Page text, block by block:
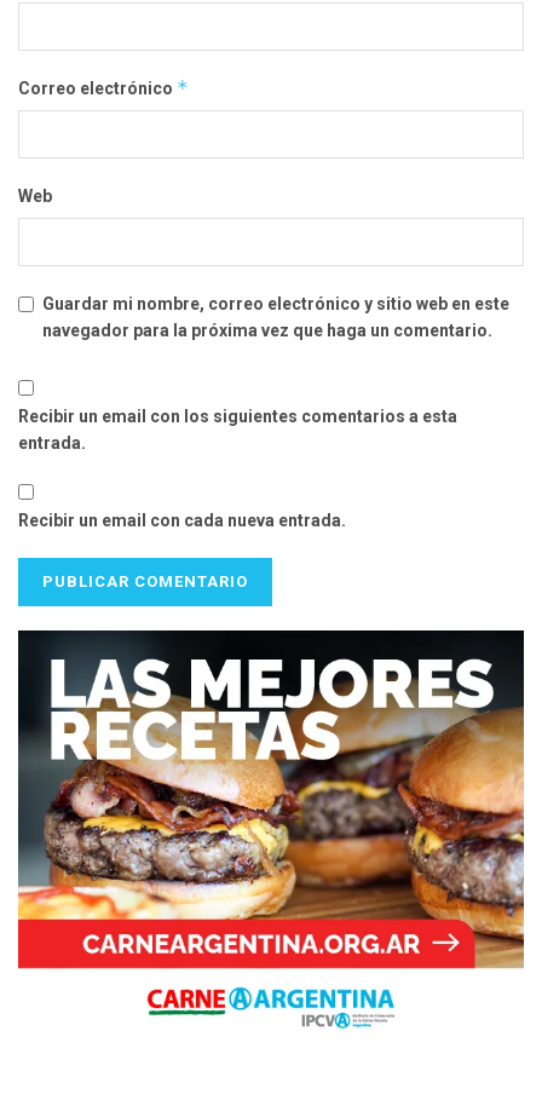
Correo electrónico *
Web
Guardar mi nombre, correo electrónico y sitio web en este
navegador para la próxima vez que haga un comentario.
Recibir un email con los siguientes comentarios a esta
entrada.
Recibir un email con cada nueva entrada.